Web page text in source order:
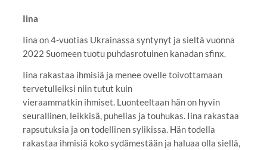
Iina
Iina on 4-vuotias Ukrainassa syntynyt ja sieltä vuonna
2022 Suomeen tuotu puhdasrotuinen kanadan sfinx.
Iina rakastaa ihmisiä ja menee ovelle toivottamaan
tervetulleiksi niin tutut kuin
vieraammatkin ihmiset. Luonteeltaan hän on hyvin
seurallinen, leikkisä, puhelias ja touhukas. Iina rakastaa
rapsutuksia ja on todellinen sylikissa. Hän todella
rakastaa ihmisiä koko sydämestään ja haluaa olla siellä,